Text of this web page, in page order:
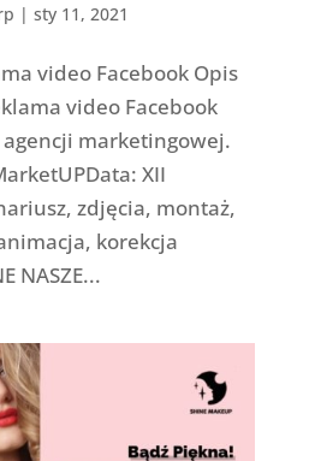
| sty 11, 2021
video Facebook Opis
video Facebook
marketingowej.
XII
zdjęcia, montaż,
korekcja
NASZE...